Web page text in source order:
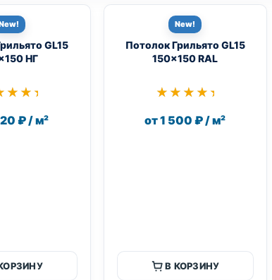
GL15
НГ
₽ / м²
New!
Потолок Грильято GL15
150×150 RAL
★★★★★
★★★★★
от 1 500 ₽ / м²
В КОРЗИНУ